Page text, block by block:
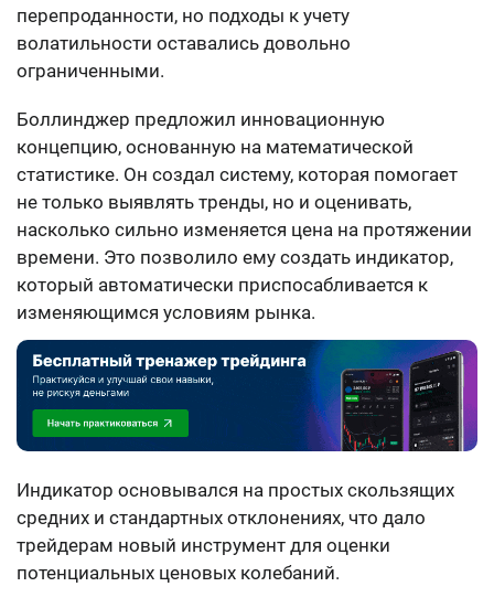
перепроданности, но подходы к учету
волатильности оставались довольно
ограниченными.
Боллинджер предложил инновационную
концепцию, основанную на математической
статистике. Он создал систему, которая помогает
не только выявлять тренды, но и оценивать,
насколько сильно изменяется цена на протяжении
времени. Это позволило ему создать индикатор,
который автоматически приспосабливается к
изменяющимся условиям рынка.
Индикатор основывался на простых скользящих
средних и стандартных отклонениях, что дало
трейдерам новый инструмент для оценки
потенциальных ценовых колебаний.